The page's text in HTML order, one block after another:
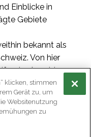
Einblicke in
Gebiete
bekannt als
Von hier
der Aare bis
von
lädt mit
klicken, stimmen
Gerät zu, um
Websitenutzung
zu